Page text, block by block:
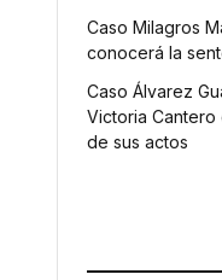
Caso Milagros
conocerá la
Caso Álvarez
Victoria Cantero
de sus actos